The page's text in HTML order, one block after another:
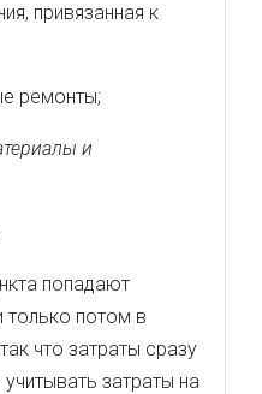
привязанная к
ремонты;
и
попадают
только потом в
что затраты сразу
затраты на